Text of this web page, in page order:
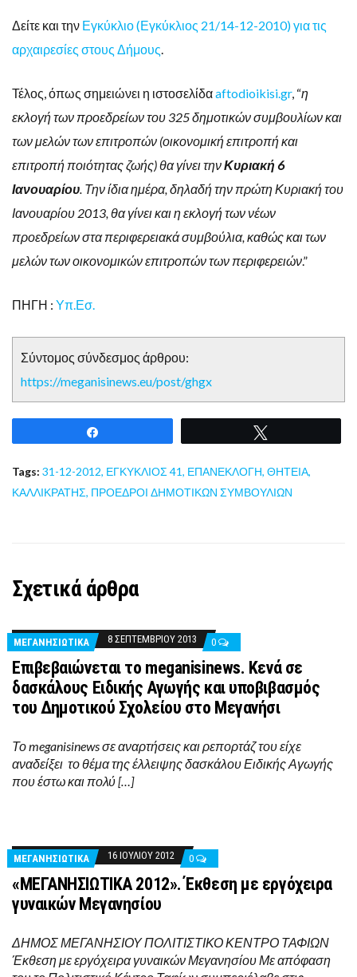
Δείτε και την Εγκύκλιο (Εγκύκλιος 21/14-12-2010) για τις
αρχαιρεσίες στους Δήμους.
Τέλος, όπως σημειώνει η ιστοσελίδαaftodioikisi.gr, “η
εκλογή των προεδρείων του 325 δημοτικών συμβουλίων και
των μελών των επιτροπών (οικονομική επιτροπή και
επιτροπή ποιότητας ζωής) θα γίνει τηνΚυριακή 6
Ιανουαρίου. Την ίδια ημέρα, δηλαδή την πρώτη Κυριακή του
Ιανουαρίου 2013, θα γίνει και η εκλογή των νέων
προεδρείων στα περιφερειακά συμβούλια, καθώς και των
μελών των οικονομικών επιτροπών των περιφερειών.”
ΠΗΓΗ : Υπ.Εσ.
Σύντομος σύνδεσμος άρθρου:
https://meganisinews.eu/post/ghgx
Tags: 31-12-2012, ΕΓΚΥΚΛΙΟΣ 41, ΕΠΑΝΕΚΛΟΓΗ, ΘΗΤΕΙΑ,
ΚΑΛΛΙΚΡΑΤΗΣ, ΠΡΟΕΔΡΟΙ ΔΗΜΟΤΙΚΩΝ ΣΥΜΒΟΥΛΙΩΝ
Σχετικά άρθρα
ΜΕΓΑΝΗΣΙΩΤΙΚΑ 8 ΣΕΠΤΕΜΒΡΊΟΥ 2013 0
Επιβεβαιώνεται το meganisinews. Κενά σε
δασκάλους Ειδικής Αγωγής και υποβιβασμός
του Δημοτικού Σχολείου στο Μεγανήσι
Το meganisinews σε αναρτήσεις και ρεπορτάζ του είχε
αναδείξει το θέμα της έλλειψης δασκάλου Ειδικής Αγωγής
που έστω και πολύ […]
ΜΕΓΑΝΗΣΙΩΤΙΚΑ 16 ΙΟΥΛΊΟΥ 2012 0
«ΜΕΓΑΝΗΣΙΩΤΙΚΑ 2012». Έκθεση με εργόχειρα
γυναικών Μεγανησίου
ΔΗΜΟΣ ΜΕΓΑΝΗΣΙΟΥ ΠΟΛΙΤΙΣΤΙΚΟ ΚΕΝΤΡΟ ΤΑΦΙΩΝ
Έκθεση με εργόχειρα γυναικών Μεγανησίου Με απόφαση